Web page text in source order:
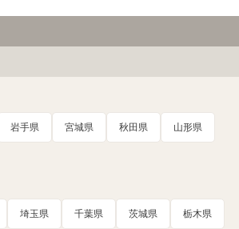
岩手県 宮城県 秋田県 山形県
埼玉県 千葉県 茨城県 栃木県